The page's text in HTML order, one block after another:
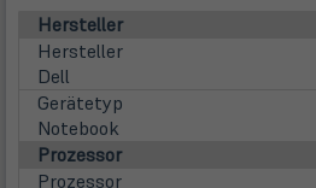
Hersteller
Hersteller
Dell
Gerätetyp
Notebook
Prozessor
Prozessor